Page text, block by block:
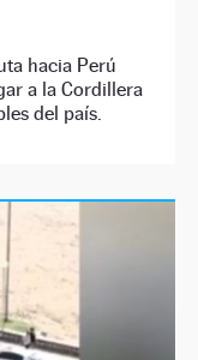
hacia Perú
a la Cordillera
del país.